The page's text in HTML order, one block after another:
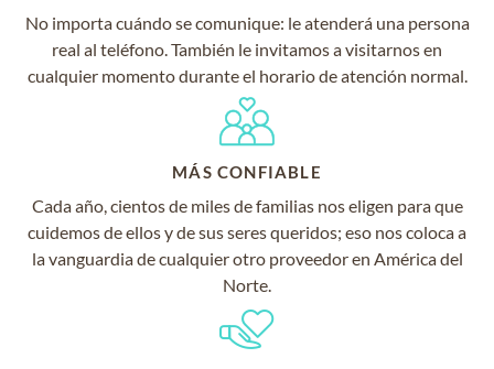
No importa cuándo se comunique: le atenderá una persona
real al teléfono. También le invitamos a visitarnos en
cualquier momento durante el horario de atención normal.
MÁS CONFIABLE
Cada año, cientos de miles de familias nos eligen para que
cuidemos de ellos y de sus seres queridos; eso nos coloca a
la vanguardia de cualquier otro proveedor en América del
Norte.